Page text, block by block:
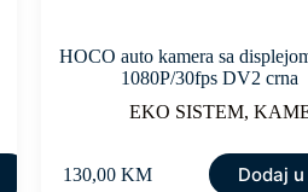
HOCO auto kamera sa
1080P/30fps DV2 crna
EKO SISTEM,
130,00 KM Dodaj